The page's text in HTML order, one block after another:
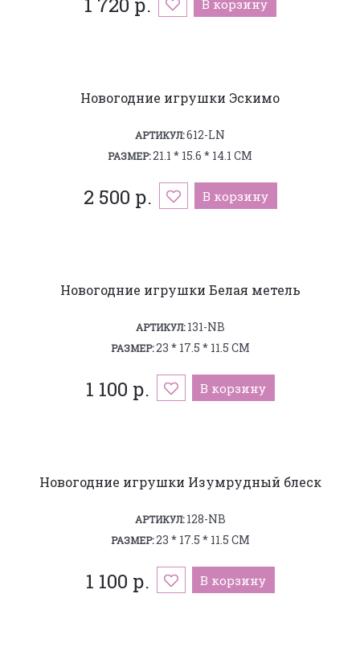
В корзину
Новогодние игрушки Эскимо
АРТИКУЛ:612-LN
РАЗМЕР:21.1 * 15.6 * 14.1 СМ
2 500 р. В корзину
Новогодние игрушки Белая метель
АРТИКУЛ:131-NB
РАЗМЕР:23 * 17.5 * 11.5 СМ
1 100 р. В корзину
Новогодние игрушки Изумрудный блеск
АРТИКУЛ:128-NB
РАЗМЕР:23 * 17.5 * 11.5 СМ
1 100 р. В корзину